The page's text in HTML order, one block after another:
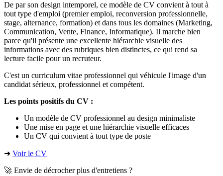
De par son design intemporel, ce modèle de CV convient à tout à
tout type d'emploi (premier emploi, reconversion professionnelle,
stage, alternance, formation) et dans tous les domaines (Marketing,
Communication, Vente, Finance, Informatique). Il marche bien
parce qu'il présente une excellente hiérarchie visuelle des
informations avec des rubriques bien distinctes, ce qui rend sa
lecture facile pour un recruteur.
C'est un curriculum vitae professionnel qui véhicule l'image d'un
candidat sérieux, professionnel et compétent.
Les points positifs du CV :
Un modèle de CV professionnel au design minimaliste
Une mise en page et une hiérarchie visuelle efficaces
Un CV qui convient à tout type de poste
➜ Voir le CV
🚀 Envie de décrocher plus d'entretiens ?